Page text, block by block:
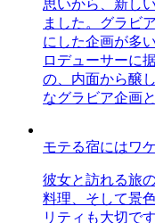
思いから、新し
ました。グラビ
にした企画が多
ロデューサーに
の、内面から醸
なグラビア企画
モテる宿にはワ
彼女と訪れる旅
料理、そして景
リティも大切で